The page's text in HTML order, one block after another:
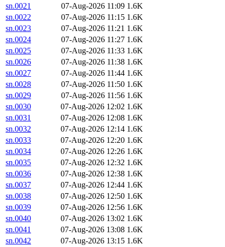
sn.0021
07-Aug-2026 11:09 1.6K
sn.0022
07-Aug-2026 11:15 1.6K
sn.0023
07-Aug-2026 11:21 1.6K
sn.0024
07-Aug-2026 11:27 1.6K
sn.0025
07-Aug-2026 11:33 1.6K
sn.0026
07-Aug-2026 11:38 1.6K
sn.0027
07-Aug-2026 11:44 1.6K
sn.0028
07-Aug-2026 11:50 1.6K
sn.0029
07-Aug-2026 11:56 1.6K
sn.0030
07-Aug-2026 12:02 1.6K
sn.0031
07-Aug-2026 12:08 1.6K
sn.0032
07-Aug-2026 12:14 1.6K
sn.0033
07-Aug-2026 12:20 1.6K
sn.0034
07-Aug-2026 12:26 1.6K
sn.0035
07-Aug-2026 12:32 1.6K
sn.0036
07-Aug-2026 12:38 1.6K
sn.0037
07-Aug-2026 12:44 1.6K
sn.0038
07-Aug-2026 12:50 1.6K
sn.0039
07-Aug-2026 12:56 1.6K
sn.0040
07-Aug-2026 13:02 1.6K
sn.0041
07-Aug-2026 13:08 1.6K
sn.0042
07-Aug-2026 13:15 1.6K